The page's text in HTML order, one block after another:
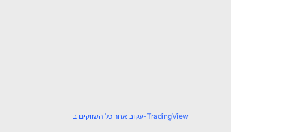
עקוב אחר כל השווקים ב-TradingView